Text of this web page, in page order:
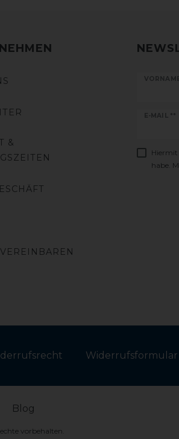
&
E-MAIL **
Hiermit
habe.
Widerrufs­formular
Blog
vorbehalten.